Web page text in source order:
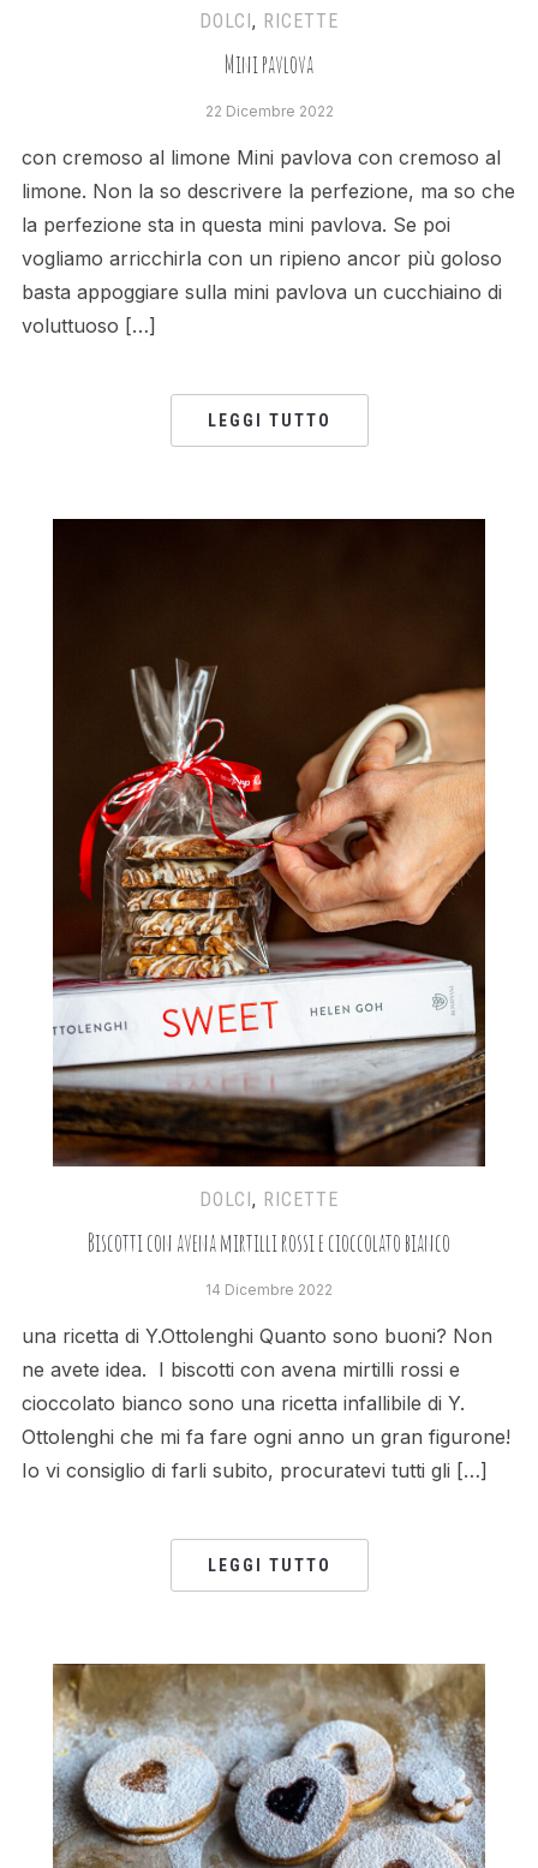
DOLCI, RICETTE
Mini pavlova
22 Dicembre 2022
con cremoso al limone Mini pavlova con cremoso al
limone. Non la so descrivere la perfezione, ma so che
la perfezione sta in questa mini pavlova. Se poi
vogliamo arricchirla con un ripieno ancor più goloso
basta appoggiare sulla mini pavlova un cucchiaino di
voluttuoso […]
LEGGI TUTTO
DOLCI, RICETTE
Biscotti con avena mirtilli rossi e cioccolato bianco
14 Dicembre 2022
una ricetta di Y.Ottolenghi Quanto sono buoni? Non
ne avete idea. I biscotti con avena mirtilli rossi e
cioccolato bianco sono una ricetta infallibile di Y.
Ottolenghi che mi fa fare ogni anno un gran figurone!
Io vi consiglio di farli subito, procuratevi tutti gli […]
LEGGI TUTTO